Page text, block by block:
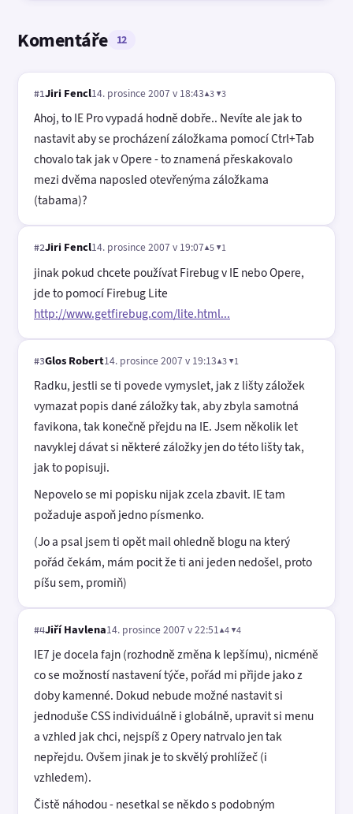
Komentáře 12
#1Jiri Fencl14. prosince 2007 v 18:43▲3 ▼3
Ahoj, to IE Pro vypadá hodně dobře.. Nevíte ale jak to
nastavit aby se procházení záložkama pomocí Ctrl+Tab
chovalo tak jak v Opere - to znamená přeskakovalo
mezi dvěma naposled otevřenýma záložkama
(tabama)?
#2Jiri Fencl14. prosince 2007 v 19:07▲5 ▼1
jinak pokud chcete používat Firebug v IE nebo Opere,
jde to pomocí Firebug Lite
http://www.getfirebug.com/lite.html...
#3Glos Robert14. prosince 2007 v 19:13▲3 ▼1
Radku, jestli se ti povede vymyslet, jak z lišty záložek
vymazat popis dané záložky tak, aby zbyla samotná
favikona, tak konečně přejdu na IE. Jsem několik let
navyklej dávat si některé záložky jen do této lišty tak,
jak to popisuji.
Nepovelo se mi popisku nijak zcela zbavit. IE tam
požaduje aspoň jedno písmenko.
(Jo a psal jsem ti opět mail ohledně blogu na který
pořád čekám, mám pocit že ti ani jeden nedošel, proto
píšu sem, promiň)
#4Jiří Havlena14. prosince 2007 v 22:51▲4 ▼4
IE7 je docela fajn (rozhodně změna k lepšímu), nicméně
co se možností nastavení týče, pořád mi přijde jako z
doby kamenné. Dokud nebude možné nastavit si
jednoduše CSS individuálně i globálně, upravit si menu
a vzhled jak chci, nejspíš z Opery natrvalo jen tak
nepřejdu. Ovšem jinak je to skvělý prohlížeč (i
vzhledem).
Čistě náhodou - nesetkal se někdo s podobným